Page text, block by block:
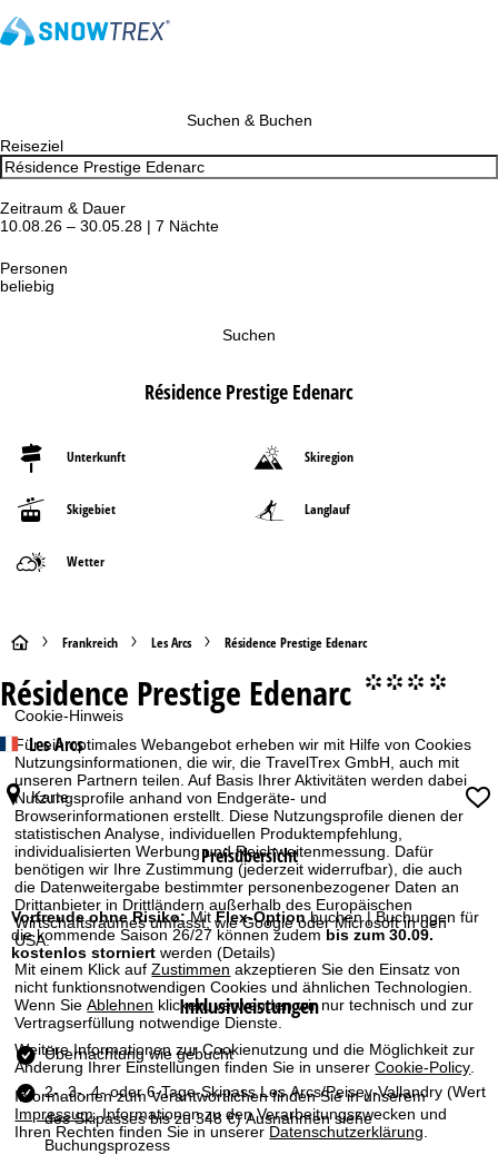
Cookie-Hinweis
Für ein optimales Webangebot erheben wir mit Hilfe von Cookies
Nutzungsinformationen, die wir, die TravelTrex GmbH, auch mit
unseren Partnern teilen. Auf Basis Ihrer Aktivitäten werden dabei
Nutzungsprofile anhand von Endgeräte- und
Browserinformationen erstellt. Diese Nutzungsprofile dienen der
statistischen Analyse, individuellen Produktempfehlung,
individualisierten Werbung und Reichweitenmessung. Dafür
benötigen wir Ihre Zustimmung (jederzeit widerrufbar), die auch
die Datenweitergabe bestimmter personenbezogener Daten an
Drittanbieter in Drittländern außerhalb des Europäischen
Wirtschaftsraumes umfasst, wie Google oder Microsoft in den
USA.
Mit einem Klick aufZustimmen akzeptieren Sie den Einsatz von
nicht funktionsnotwendigen Cookies und ähnlichen Technologien.
Wenn SieAblehnen klicken, verwenden wir nur technisch und zur
Vertragserfüllung notwendige Dienste.
Weitere Informationen zur Cookienutzung und die Möglichkeit zur
Änderung Ihrer Einstellungen finden Sie in unsererCookie-Policy.
Informationen zum Verantwortlichen finden Sie in unserem
Impressum. Informationen zu den Verarbeitungszwecken und
Ihren Rechten finden Sie in unserer Datenschutzerklärung.
Suchen & Buchen
Reiseziel
Zeitraum & Dauer
10.08.26 – 30.05.28 | 7 Nächte
Personen
beliebig
Suchen
Résidence Prestige Edenarc
Unterkunft Skiregion
Skigebiet Langlauf
Wetter
S
t
r
t
s
e
i
t
e
Frankreich Les Arcs Résidence Prestige Edenarc
Résidence Prestige Edenarc °°°°
Les Arcs
Karte
Preisübersicht
Vorfreude ohne Risiko:MitFlex-Optionbuchen | Buchungen für
die kommende Saison 26/27 können zudem bis zum 30.09.
kostenlos storniert werden (Details)
Inklusivleistungen
Übernachtung wie gebucht
2-, 3-, 4- oder 6-Tage-Skipass Les Arcs/Peisey-Vallandry
des Skipasses bis zu 348 €) Ausnahmen siehe
Buchungsprozess